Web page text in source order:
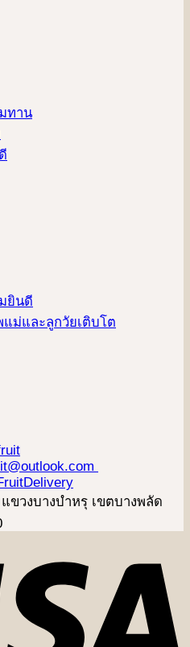
ทาน
ยินดี
ม่และลูกวัยเติบโต
ขวงบางบำหรุ เขตบางพลัด